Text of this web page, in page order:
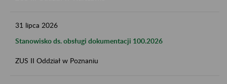
31 lipca 2026
Stanowisko ds. obsługi dokumentacji 100.2026
ZUS II Oddział w Poznaniu